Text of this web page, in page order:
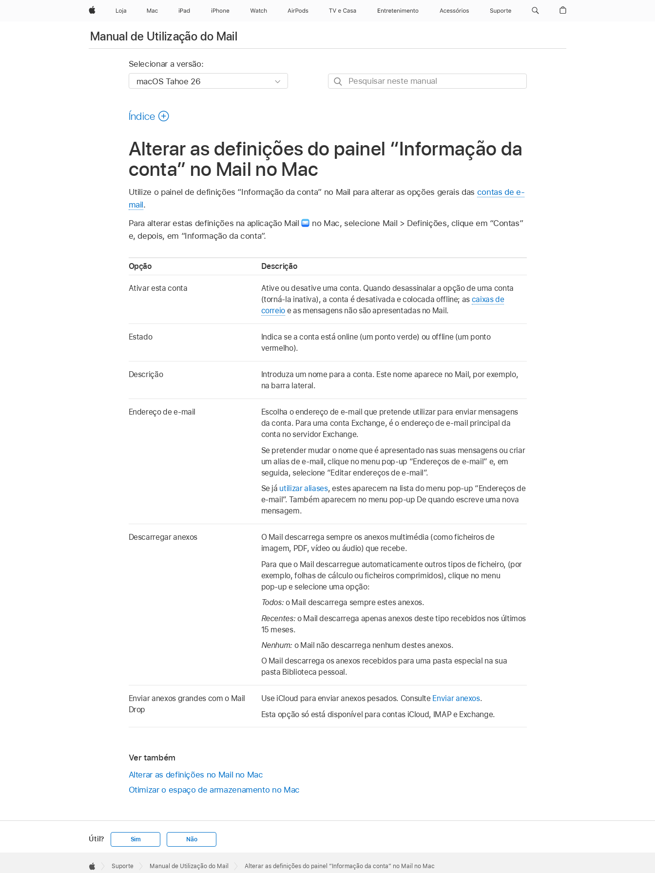
AppleLoja Mac iPad iPhone Watch AirPods TV e Casa Entretenimento Acessórios Suporte
Manual de Utilização do Mail
Selecionar a versão:
Pesquisar
Índice
Alterar as definições do painel “Informação da
conta” no Mail no Mac
Utilize o painel de definições “Informação da conta” no Mail para alterar as opções gerais das contas de e-
mail.
Para alterar estas definições na aplicação Mail
no Mac, selecione Mail > Definições, clique em “Contas”
e, depois, em “Informação da conta”.
Opção Descrição
Ativar esta conta
Ative ou desative uma conta. Quando desassinalar a opção de uma conta
(torná-la inativa), a conta é desativada e colocada offline; as caixas de
correio e as mensagens não são apresentadas no Mail.
Estado
Indica se a conta está online (um ponto verde) ou offline (um ponto
vermelho).
Descrição
Introduza um nome para a conta. Este nome aparece no Mail, por exemplo,
na barra lateral.
Endereço de e-mail
Escolha o endereço de e-mail que pretende utilizar para enviar mensagens
da conta. Para uma conta Exchange, é o endereço de e-mail principal da
conta no servidor Exchange.
Se pretender mudar o nome que é apresentado nas suas mensagens ou criar
um alias de e-mail, clique no menu pop‑up “Endereços de e-mail” e, em
seguida, selecione “Editar endereços de e-mail”.
Se já utilizar aliases, estes aparecem na lista do menu pop‑up “Endereços de
e-mail”. Também aparecem no menu pop‑up De quando escreve uma nova
mensagem.
Descarregar anexos
O Mail descarrega sempre os anexos multimédia (como ficheiros de
imagem, PDF, vídeo ou áudio) que recebe.
Para que o Mail descarregue automaticamente outros tipos de ficheiro, (por
exemplo, folhas de cálculo ou ficheiros comprimidos), clique no menu
pop‑up e selecione uma opção:
Todos: o Mail descarrega sempre estes anexos.
Recentes: o Mail descarrega apenas anexos deste tipo recebidos nos últimos
15 meses.
Nenhum: o Mail não descarrega nenhum destes anexos.
O Mail descarrega os anexos recebidos para uma pasta especial na sua
pasta Biblioteca pessoal.
Enviar anexos grandes com o Mail
Drop
Use iCloud para enviar anexos pesados. Consulte Enviar anexos.
Esta opção só está disponível para contas iCloud, IMAP e Exchange.
Ver também
Alterar as definições no Mail no Mac
Otimizar o espaço de armazenamento no Mac
Útil? Sim Não
Footer

Suporte Manual de Utilização do Mail Alterar as definições do painel “Informação da conta” no Mail no Mac